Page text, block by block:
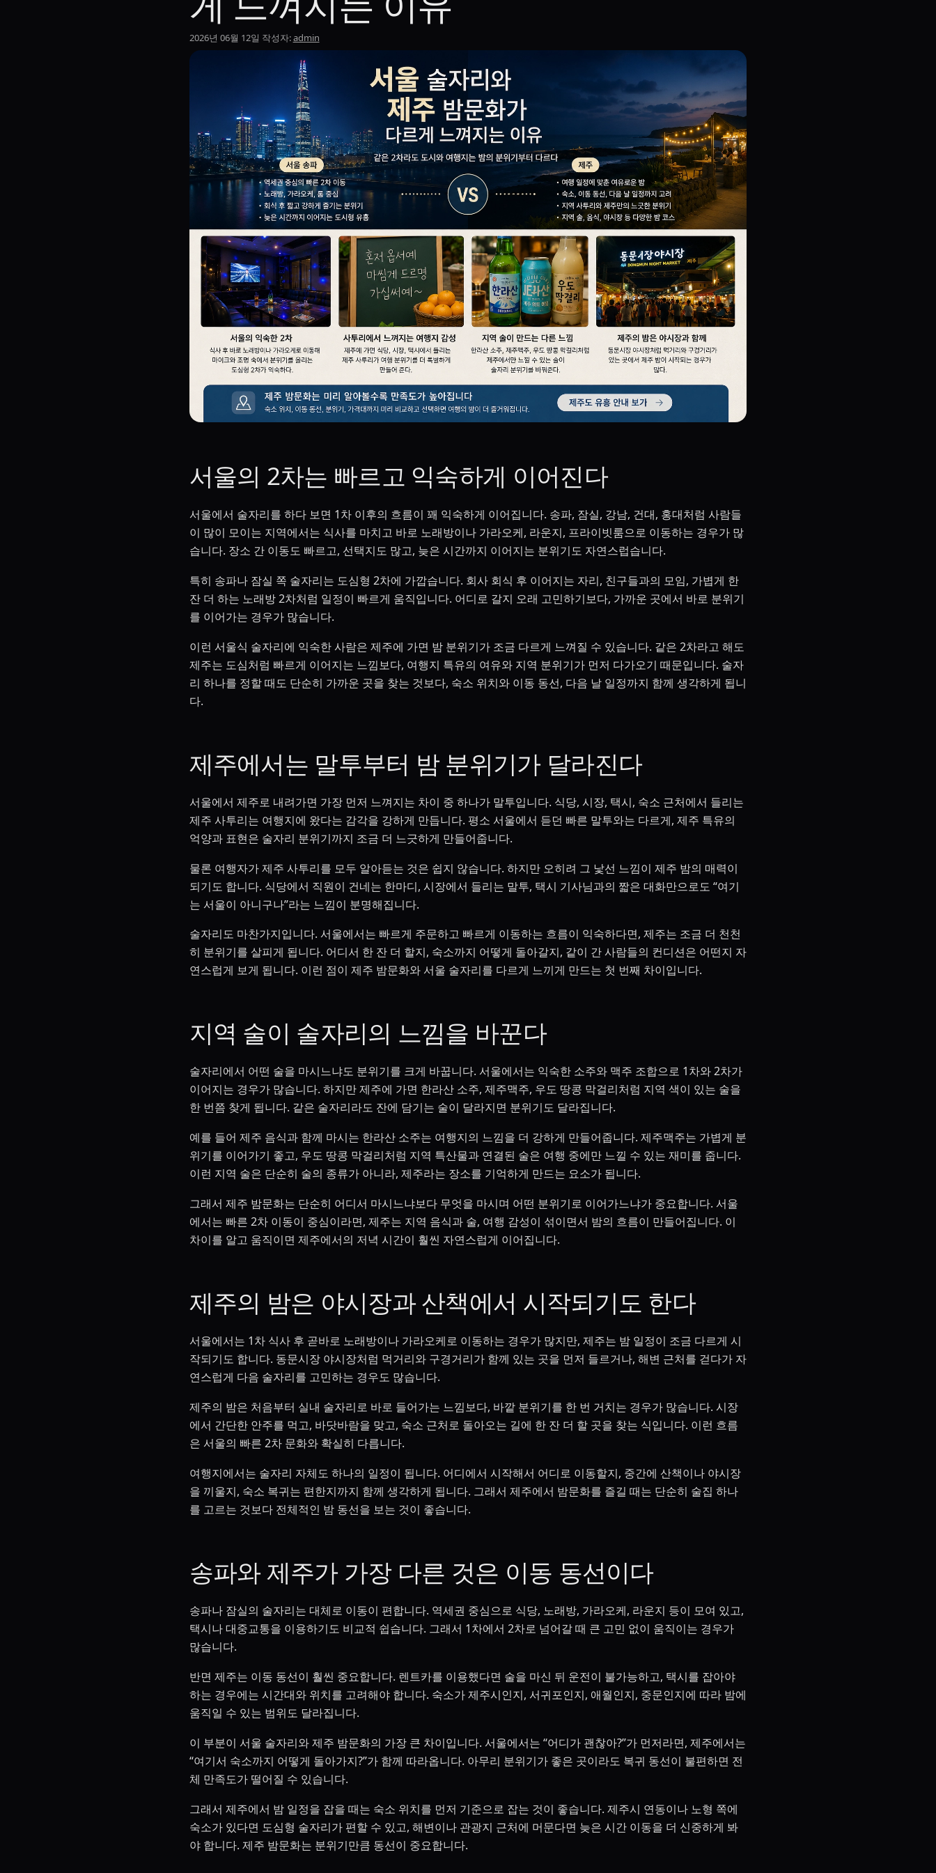
2026년 06월 12일 작성자:admin
서울의 2차는 빠르고 익숙하게 이어진다
서울에서 술자리를 하다 보면 1차 이후의 흐름이 꽤 익숙하게 이어집니다. 송파, 잠실, 강남, 건대, 홍대처럼 사람들
이 많이 모이는 지역에서는 식사를 마치고 바로 노래방이나 가라오케, 라운지, 프라이빗룸으로 이동하는 경우가 많
습니다. 장소 간 이동도 빠르고, 선택지도 많고, 늦은 시간까지 이어지는 분위기도 자연스럽습니다.
특히 송파나 잠실 쪽 술자리는 도심형 2차에 가깝습니다. 회사 회식 후 이어지는 자리, 친구들과의 모임, 가볍게 한
잔 더 하는 노래방 2차처럼 일정이 빠르게 움직입니다. 어디로 갈지 오래 고민하기보다, 가까운 곳에서 바로 분위기
를 이어가는 경우가 많습니다.
이런 서울식 술자리에 익숙한 사람은 제주에 가면 밤 분위기가 조금 다르게 느껴질 수 있습니다. 같은 2차라고 해도
제주는 도심처럼 빠르게 이어지는 느낌보다, 여행지 특유의 여유와 지역 분위기가 먼저 다가오기 때문입니다. 술자
리 하나를 정할 때도 단순히 가까운 곳을 찾는 것보다, 숙소 위치와 이동 동선, 다음 날 일정까지 함께 생각하게 됩니
다.
제주에서는 말투부터 밤 분위기가 달라진다
서울에서 제주로 내려가면 가장 먼저 느껴지는 차이 중 하나가 말투입니다. 식당, 시장, 택시, 숙소 근처에서 들리는
제주 사투리는 여행지에 왔다는 감각을 강하게 만듭니다. 평소 서울에서 듣던 빠른 말투와는 다르게, 제주 특유의
억양과 표현은 술자리 분위기까지 조금 더 느긋하게 만들어줍니다.
물론 여행자가 제주 사투리를 모두 알아듣는 것은 쉽지 않습니다. 하지만 오히려 그 낯선 느낌이 제주 밤의 매력이
되기도 합니다. 식당에서 직원이 건네는 한마디, 시장에서 들리는 말투, 택시 기사님과의 짧은 대화만으로도 “여기
는 서울이 아니구나”라는 느낌이 분명해집니다.
술자리도 마찬가지입니다. 서울에서는 빠르게 주문하고 빠르게 이동하는 흐름이 익숙하다면, 제주는 조금 더 천천
히 분위기를 살피게 됩니다. 어디서 한 잔 더 할지, 숙소까지 어떻게 돌아갈지, 같이 간 사람들의 컨디션은 어떤지 자
연스럽게 보게 됩니다. 이런 점이 제주 밤문화와 서울 술자리를 다르게 느끼게 만드는 첫 번째 차이입니다.
지역 술이 술자리의 느낌을 바꾼다
술자리에서 어떤 술을 마시느냐도 분위기를 크게 바꿉니다. 서울에서는 익숙한 소주와 맥주 조합으로 1차와 2차가
이어지는 경우가 많습니다. 하지만 제주에 가면 한라산 소주, 제주맥주, 우도 땅콩 막걸리처럼 지역 색이 있는 술을
한 번쯤 찾게 됩니다. 같은 술자리라도 잔에 담기는 술이 달라지면 분위기도 달라집니다.
예를 들어 제주 음식과 함께 마시는 한라산 소주는 여행지의 느낌을 더 강하게 만들어줍니다. 제주맥주는 가볍게 분
위기를 이어가기 좋고, 우도 땅콩 막걸리처럼 지역 특산물과 연결된 술은 여행 중에만 느낄 수 있는 재미를 줍니다.
이런 지역 술은 단순히 술의 종류가 아니라, 제주라는 장소를 기억하게 만드는 요소가 됩니다.
그래서 제주 밤문화는 단순히 어디서 마시느냐보다 무엇을 마시며 어떤 분위기로 이어가느냐가 중요합니다. 서울
에서는 빠른 2차 이동이 중심이라면, 제주는 지역 음식과 술, 여행 감성이 섞이면서 밤의 흐름이 만들어집니다. 이
차이를 알고 움직이면 제주에서의 저녁 시간이 훨씬 자연스럽게 이어집니다.
제주의 밤은 야시장과 산책에서 시작되기도 한다
서울에서는 1차 식사 후 곧바로 노래방이나 가라오케로 이동하는 경우가 많지만, 제주는 밤 일정이 조금 다르게 시
작되기도 합니다. 동문시장 야시장처럼 먹거리와 구경거리가 함께 있는 곳을 먼저 들르거나, 해변 근처를 걷다가 자
연스럽게 다음 술자리를 고민하는 경우도 많습니다.
제주의 밤은 처음부터 실내 술자리로 바로 들어가는 느낌보다, 바깥 분위기를 한 번 거치는 경우가 많습니다. 시장
에서 간단한 안주를 먹고, 바닷바람을 맞고, 숙소 근처로 돌아오는 길에 한 잔 더 할 곳을 찾는 식입니다. 이런 흐름
은 서울의 빠른 2차 문화와 확실히 다릅니다.
여행지에서는 술자리 자체도 하나의 일정이 됩니다. 어디에서 시작해서 어디로 이동할지, 중간에 산책이나 야시장
을 끼울지, 숙소 복귀는 편한지까지 함께 생각하게 됩니다. 그래서 제주에서 밤문화를 즐길 때는 단순히 술집 하나
를 고르는 것보다 전체적인 밤 동선을 보는 것이 좋습니다.
송파와 제주가 가장 다른 것은 이동 동선이다
송파나 잠실의 술자리는 대체로 이동이 편합니다. 역세권 중심으로 식당, 노래방, 가라오케, 라운지 등이 모여 있고,
택시나 대중교통을 이용하기도 비교적 쉽습니다. 그래서 1차에서 2차로 넘어갈 때 큰 고민 없이 움직이는 경우가
많습니다.
반면 제주는 이동 동선이 훨씬 중요합니다. 렌트카를 이용했다면 술을 마신 뒤 운전이 불가능하고, 택시를 잡아야
하는 경우에는 시간대와 위치를 고려해야 합니다. 숙소가 제주시인지, 서귀포인지, 애월인지, 중문인지에 따라 밤에
움직일 수 있는 범위도 달라집니다.
이 부분이 서울 술자리와 제주 밤문화의 가장 큰 차이입니다. 서울에서는 “어디가 괜찮아?”가 먼저라면, 제주에서는
“여기서 숙소까지 어떻게 돌아가지?”가 함께 따라옵니다. 아무리 분위기가 좋은 곳이라도 복귀 동선이 불편하면 전
체 만족도가 떨어질 수 있습니다.
그래서 제주에서 밤 일정을 잡을 때는 숙소 위치를 먼저 기준으로 잡는 것이 좋습니다. 제주시 연동이나 노형 쪽에
숙소가 있다면 도심형 술자리가 편할 수 있고, 해변이나 관광지 근처에 머문다면 늦은 시간 이동을 더 신중하게 봐
야 합니다. 제주 밤문화는 분위기만큼 동선이 중요합니다.